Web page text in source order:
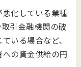
化している業種
引金融機関の破
いる場合など、
の資金供給の円